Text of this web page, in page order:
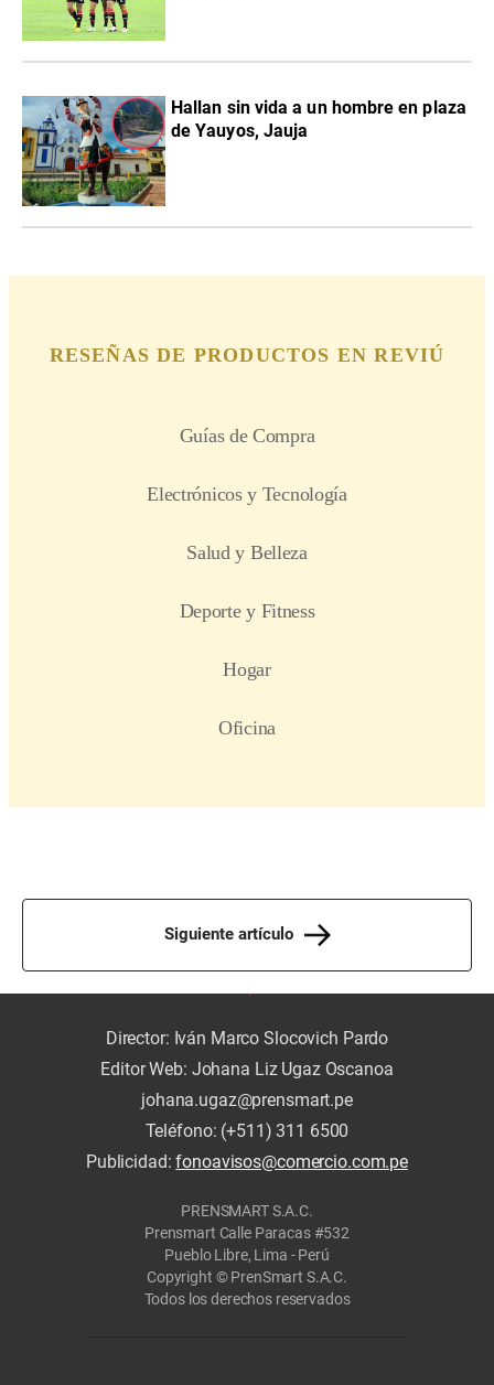
Hallan sin vida a un hombre en plaza
de Yauyos, Jauja
Siguiente artículo
Director: Iván Marco Slocovich Pardo
Editor Web: Johana Liz Ugaz Oscanoa
johana.ugaz@prensmart.pe
Teléfono: (+511) 311 6500
Publicidad:fonoavisos@comercio.com.pe
PRENSMART S.A.C.
Prensmart Calle Paracas #532
Pueblo Libre, Lima - Perú
Copyright © PrenSmart S.A.C.
Todos los derechos reservados